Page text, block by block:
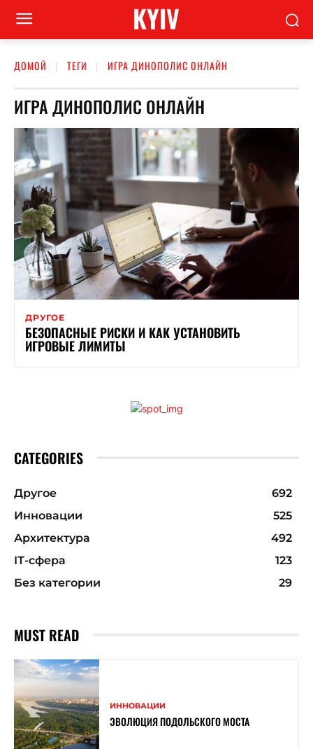
KYIV
ДОМОЙ ТЕГИ ИГРА ДИНОПОЛИС ОНЛАЙН
ИГРА ДИНОПОЛИС ОНЛАЙН
ДРУГОЕ
БЕЗОПАСНЫЕ РИСКИ И КАК УСТАНОВИТЬ
ИГРОВЫЕ ЛИМИТЫ
CATEGORIES
Другое
692
Инновации
525
Архитектура
492
ІТ-сфера
123
Без категории
29
MUST READ
ИННОВАЦИИ
ЭВОЛЮЦИЯ ПОДОЛЬСКОГО МОСТА